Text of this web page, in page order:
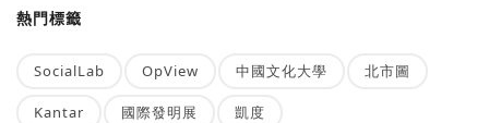
熱門標籤
SocialLab OpView 中國文化大學 北市圖
Kantar 國際發明展 凱度